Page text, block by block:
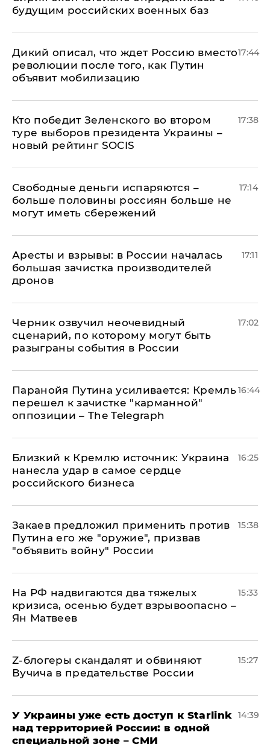
будущим российских военных баз
Дикий описал, что ждет Россию вместо
революции после того, как Путин
объявит мобилизацию
17:44
Кто победит Зеленского во втором
туре выборов президента Украины –
новый рейтинг SOCIS
17:38
Свободные деньги испаряются –
больше половины россиян больше не
могут иметь сбережений
17:14
Аресты и взрывы: в России началась
большая зачистка производителей
дронов
17:11
Черник озвучил неочевидный
сценарий, по которому могут быть
разыграны события в России
17:02
Паранойя Путина усиливается: Кремль
перешел к зачистке "карманной"
оппозиции – The Telegraph
16:44
Близкий к Кремлю источник: Украина
нанесла удар в самое сердце
российского бизнеса
16:25
Закаев предложил применить против
Путина его же "оружие", призвав
"объявить войну" России
15:38
На РФ надвигаются два тяжелых
кризиса, осенью будет взрывоопасно –
Ян Матвеев
15:33
Z-блогеры скандалят и обвиняют
Вучича в предательстве России
15:27
У Украины уже есть доступ к Starlink
над территорией России: в одной
специальной зоне – СМИ
14:39